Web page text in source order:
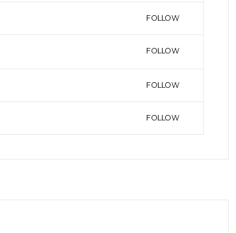
FOLLOW
FOLLOW
FOLLOW
FOLLOW